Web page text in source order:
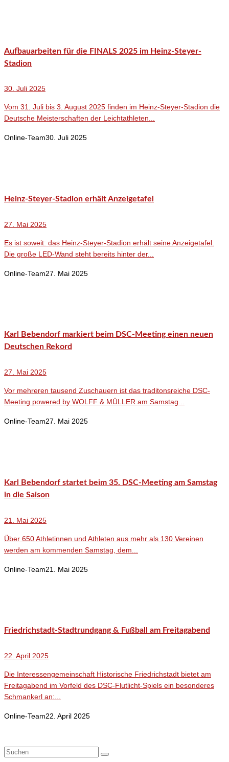
Aufbauarbeiten für die FINALS 2025 im Heinz-Steyer-
Stadion
30. Juli 2025
Vom 31. Juli bis 3. August 2025 finden im Heinz-Steyer-Stadion die
Deutsche Meisterschaften der Leichtathleten...
Online-Team30. Juli 2025
Heinz-Steyer-Stadion erhält Anzeigetafel
27. Mai 2025
Es ist soweit: das Heinz-Steyer-Stadion erhält seine Anzeigetafel.
Die große LED-Wand steht bereits hinter der...
Online-Team27. Mai 2025
Karl Bebendorf markiert beim DSC-Meeting einen neuen
Deutschen Rekord
27. Mai 2025
Vor mehreren tausend Zuschauern ist das traditonsreiche DSC-
Meeting powered by WOLFF & MÜLLER am Samstag...
Online-Team27. Mai 2025
Karl Bebendorf startet beim 35. DSC-Meeting am Samstag
in die Saison
21. Mai 2025
Über 650 Athletinnen und Athleten aus mehr als 130 Vereinen
werden am kommenden Samstag, dem...
Online-Team21. Mai 2025
Friedrichstadt-Stadtrundgang & Fußball am Freitagabend
22. April 2025
Die Interessengemeinschaft Historische Friedrichstadt bietet am
Freitagabend im Vorfeld des DSC-Flutlicht-Spiels ein besonderes
Schmankerl an:...
Online-Team22. April 2025
Suchen